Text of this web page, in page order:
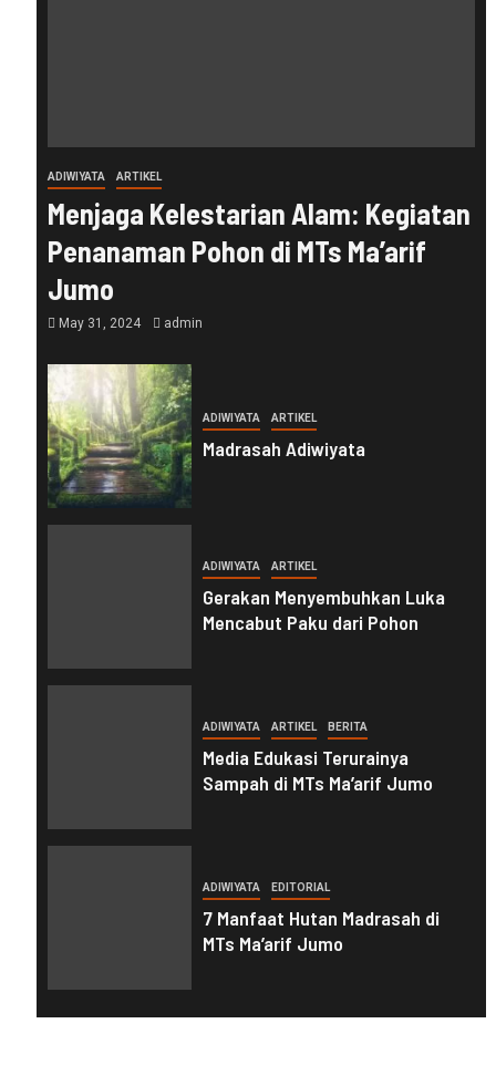
ADIWIYATA ARTIKEL
Menjaga Kelestarian Alam: Kegiatan
Penanaman Pohon di MTs Ma’arif
Jumo
May 31, 2024 admin
ADIWIYATA ARTIKEL
Madrasah Adiwiyata
ADIWIYATA ARTIKEL
Gerakan Menyembuhkan Luka
Mencabut Paku dari Pohon
ADIWIYATA ARTIKEL BERITA
Media Edukasi Terurainya
Sampah di MTs Ma’arif Jumo
ADIWIYATA EDITORIAL
7 Manfaat Hutan Madrasah di
MTs Ma’arif Jumo